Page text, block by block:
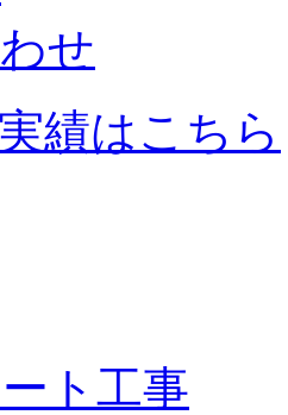
せ
績はこちら
ト工事